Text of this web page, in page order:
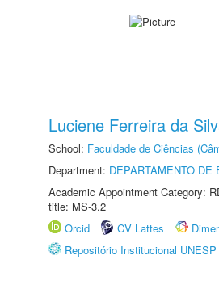
Luciene Ferreira da
School: Faculdade de Ciências
Department: DEPARTAMENTO DE
Academic Appointment Category:
title: MS-3.2
Orcid
CV Lattes
Repositório Institucional UNESP